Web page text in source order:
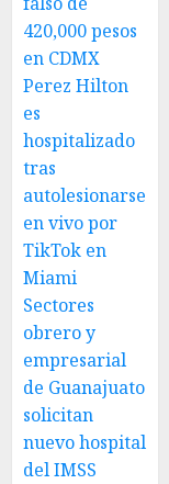
420,000 pesos
en CDMX
Perez Hilton
es
hospitalizado
tras
autolesionarse
en vivo por
TikTok en
Miami
Sectores
obrero y
empresarial
de Guanajuato
solicitan
nuevo hospital
del IMSS